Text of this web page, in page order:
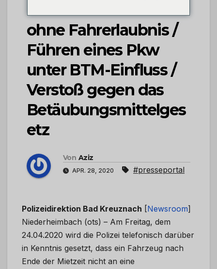
POL-PDKH: Fahren
ohne Fahrerlaubnis /
Führen eines Pkw
unter BTM-Einfluss /
Verstoß gegen das
Betäubungsmittelges
etz
Von Aziz
APR. 28, 2020 #presseportal
Polizeidirektion Bad Kreuznach [Newsroom]
Niederheimbach (ots) – Am Freitag, dem
24.04.2020 wird die Polizei telefonisch darüber
in Kenntnis gesetzt, dass ein Fahrzeug nach
Ende der Mietzeit nicht an eine